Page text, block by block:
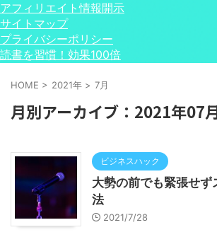
アフィリエイト情報開示
サイトマップ
プライバシーポリシー
読書を習慣！効果100倍
HOME > 2021年 > 7月
月別アーカイブ：2021年07
ビジネスハック
大勢の前でも緊張せず
法
2021/7/28